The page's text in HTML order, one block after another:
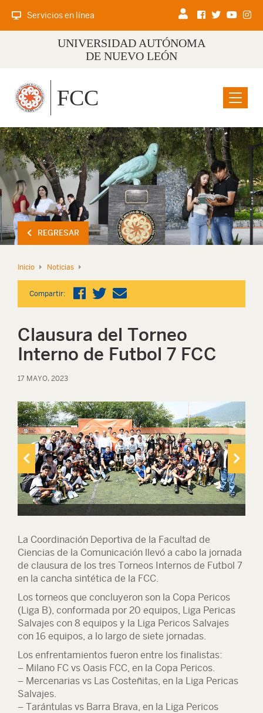
Servicios en línea
UNIVERSIDAD AUTÓNOMA
DE NUEVO LEÓN
Menu
FCC
REGRESAR
Inicio Noticias
Compartir:
Clausura del Torneo
Interno de Futbol 7 FCC
17 MAYO, 2023
La Coordinación Deportiva de la Facultad de
Ciencias de la Comunicación llevó a cabo la jornada
de clausura de los tres Torneos Internos de Futbol 7
en la cancha sintética de la FCC.
Los torneos que concluyeron son la Copa Pericos
(Liga B), conformada por 20 equipos, Liga Pericas
Salvajes con 8 equipos y la Liga Pericos Salvajes
con 16 equipos, a lo largo de siete jornadas.
Los enfrentamientos fueron entre los finalistas:
– Milano FC vs Oasis FCC, en la Copa Pericos.
– Mercenarias vs Las Costeñitas, en la Liga Pericas
Salvajes.
– Tarántulas vs Barra Brava, en la Liga Pericos